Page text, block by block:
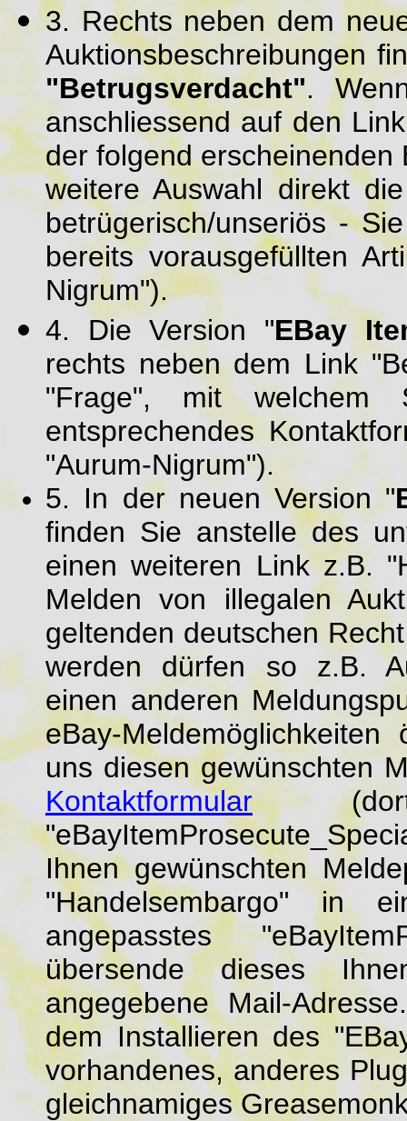
3. Rechts neben dem
Auktionsbeschreibungen
"Betrugsverdacht".
anschliessend auf den
der folgend erscheinenden
weitere Auswahl direkt
betrügerisch/unseriös -
bereits vorausgefüllten
Nigrum").
4. Die Version "EBay
rechts neben dem Link
"Frage", mit welchem
entsprechendes
"Aurum-Nigrum").
5. In der neuen Version "
finden Sie anstelle des
einen weiteren Link z.B.
Melden von illegalen
geltenden deutschen
werden dürfen so z.B.
einen anderen
eBay-
uns diesen gewünschten
Kontaktformular
Ihnen gewünschten
"Handelsembargo" in
angepasstes
übersende dieses
angegebene Mail-
dem Installieren des
vorhandenes, anderes
gleichnamiges